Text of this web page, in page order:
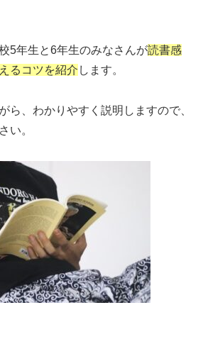
5年生と6年生のみなさんが読書感
るコツを紹介 します。
ら、わかりやすく説明しますので、
い。